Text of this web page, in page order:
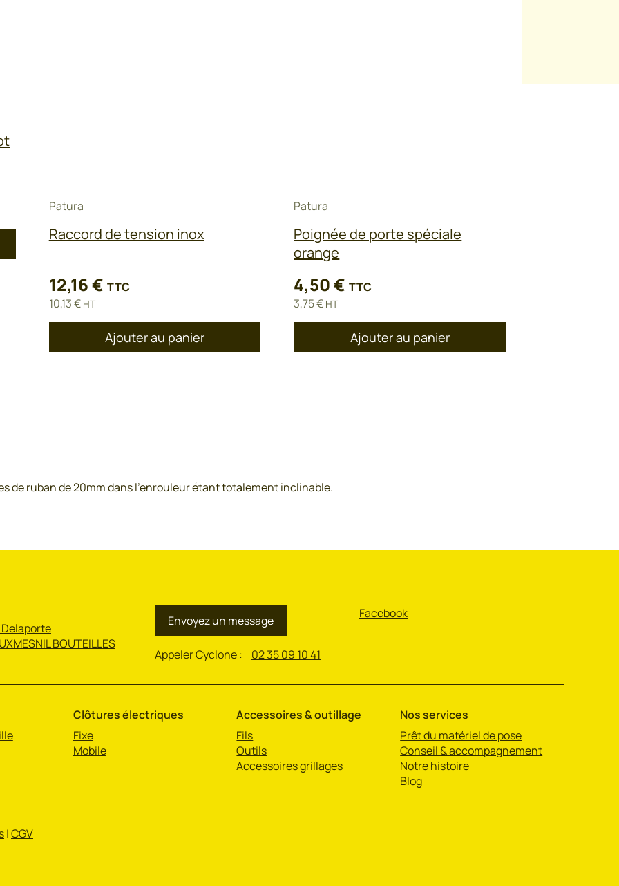
Patura
Raccord de tension inox
12,16€ TTC
10,13€ HT
Ajouter au panier
Patura
Poignée de porte spéciale
orange
4,50€ TTC
3,75€ HT
Ajouter au panier
de ruban de 20mm dans l’enrouleur étant totalement inclinable.
BOUTEILLES
Envoyez un message
Appeler Cyclone : 02 35 09 10 41
Facebook
Clôtures électriques
Fixe
Mobile
Accessoires & outillage
Fils
Outils
Accessoires grillages
Nos services
Prêt du matériel de pose
Conseil & accompagnement
Notre histoire
Blog
|CGV